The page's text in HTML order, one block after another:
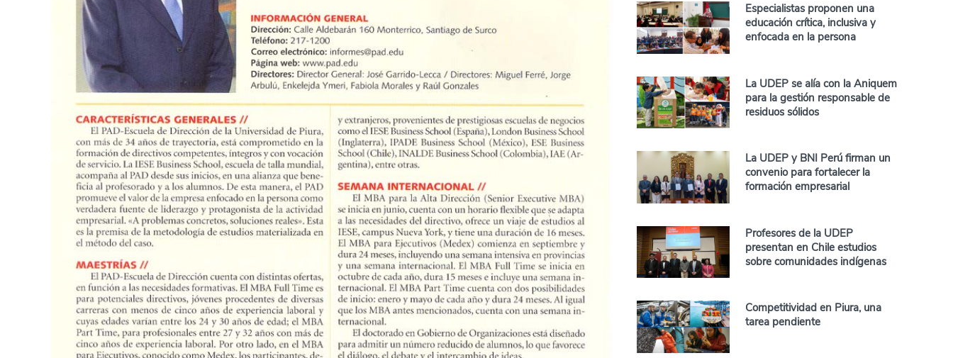
Especialistas proponen una
educación crítica, inclusiva y
enfocada en la persona
La UDEP se alía con la Aniquem
para la gestión responsable de
residuos sólidos
La UDEP y BNI Perú firman un
convenio para fortalecer la
formación empresarial
Profesores de la UDEP
presentan en Chile estudios
sobre comunidades indígenas
Competitividad en Piura, una
tarea pendiente